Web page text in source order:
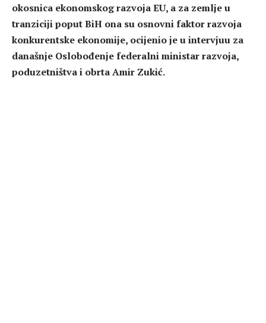
okosnica ekonomskog razvoja EU, a za zemlje u
tranziciji poput BiH ona su osnovni faktor razvoja
konkurentske ekonomije, ocijenio je u intervjuu za
današnje Oslobođenje federalni ministar razvoja,
poduzetništva i obrta Amir Zukić.